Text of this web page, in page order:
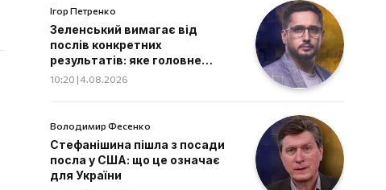
Ігор Петренко
Зеленський вимагає від
послів конкретних
результатів: яке головне
завдання дипломатів
10:20 | 4.08.2026
Володимир Фесенко
Стефанішина пішла з посади
посла у США: що це означає
для України